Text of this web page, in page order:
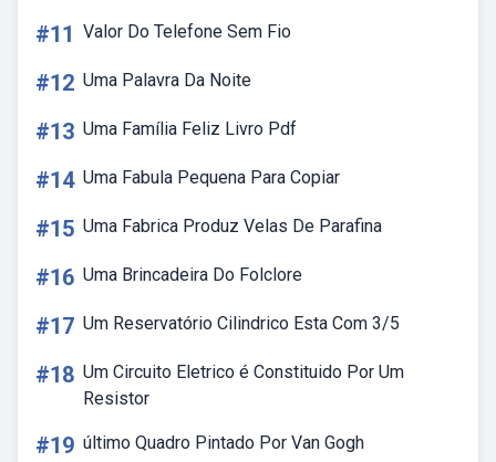
#11 Valor Do Telefone Sem Fio
#12 Uma Palavra Da Noite
#13 Uma Família Feliz Livro Pdf
#14 Uma Fabula Pequena Para Copiar
#15 Uma Fabrica Produz Velas De Parafina
#16 Uma Brincadeira Do Folclore
#17 Um Reservatório Cilindrico Esta Com 3/5
#18 Um Circuito Eletrico é Constituido Por Um
Resistor
#19 último Quadro Pintado Por Van Gogh